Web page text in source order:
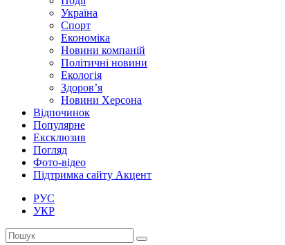
Україна
Спорт
Економіка
Новини компаній
Політичні новини
Екологія
Здоров’я
Новини Херсона
Відпочинок
Популярне
Ексклюзив
Погляд
Фото-відео
Підтримка сайту Акцент
РУС
УКР